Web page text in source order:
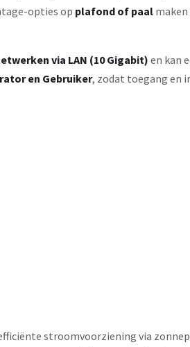
opties op plafond of paal
via LAN (10 Gigabit) en kan
en Gebruiker, zodat toegang en
stroomvoorziening via